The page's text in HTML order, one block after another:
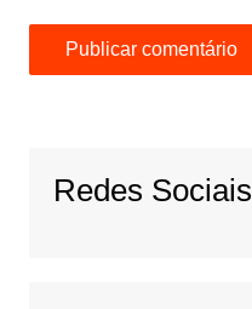
Redes Sociais